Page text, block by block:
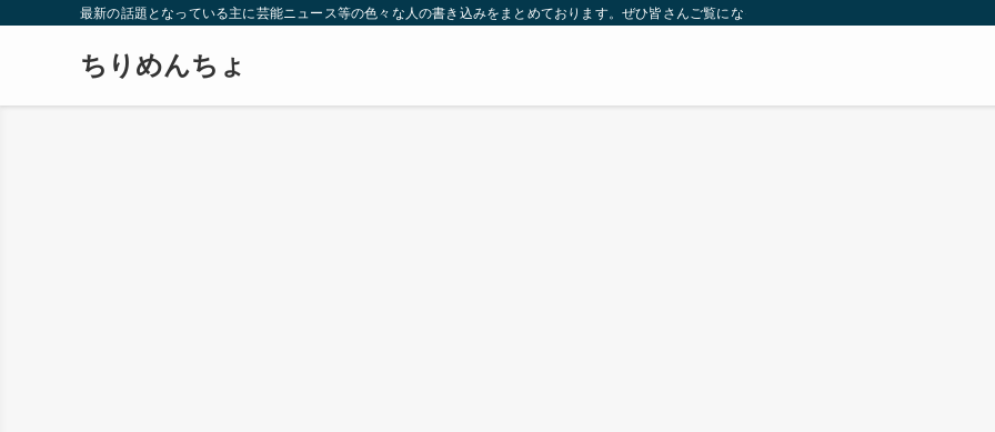
最新の話題となっている主に芸能ニュース等の色々な人の書き込みをまとめております。ぜひ皆さんご覧になっていってください。
ちりめんちょ